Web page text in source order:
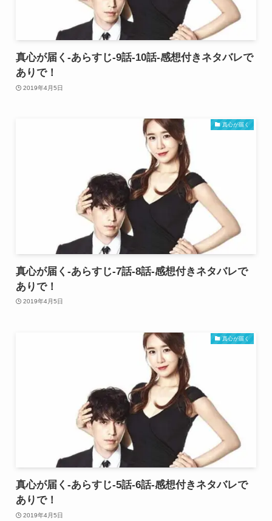
真心が届く-あらすじ-9話-10話-感想付きネタバレで
ありで！
2019年4月5日
真心が届く
真心が届く-あらすじ-7話-8話-感想付きネタバレで
ありで！
2019年4月5日
真心が届く
真心が届く-あらすじ-5話-6話-感想付きネタバレで
ありで！
2019年4月5日